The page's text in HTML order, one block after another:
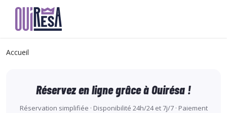
contenu
Accueil
Réservez en ligne grâce à Ouirésa !
Réservation simplifiée · Disponibilité 24h/24 et 7j/7 · Paiement